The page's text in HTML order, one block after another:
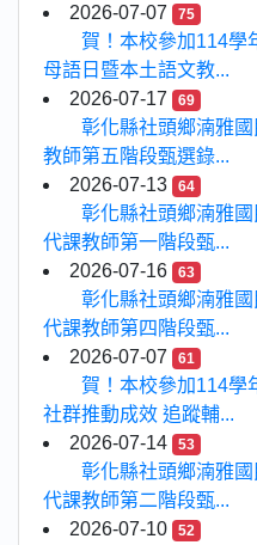
2026-07-07
75
賀！本校參加114學
母語日暨本土語文教...
2026-07-17
69
彰化縣社頭鄉湳雅
教師第五階段甄選錄...
2026-07-13
64
彰化縣社頭鄉湳雅
代課教師第一階段甄...
2026-07-16
63
彰化縣社頭鄉湳雅
代課教師第四階段甄...
2026-07-07
61
賀！本校參加114學
社群推動成效 追蹤輔...
2026-07-14
53
彰化縣社頭鄉湳雅
代課教師第二階段甄...
2026-07-10
52